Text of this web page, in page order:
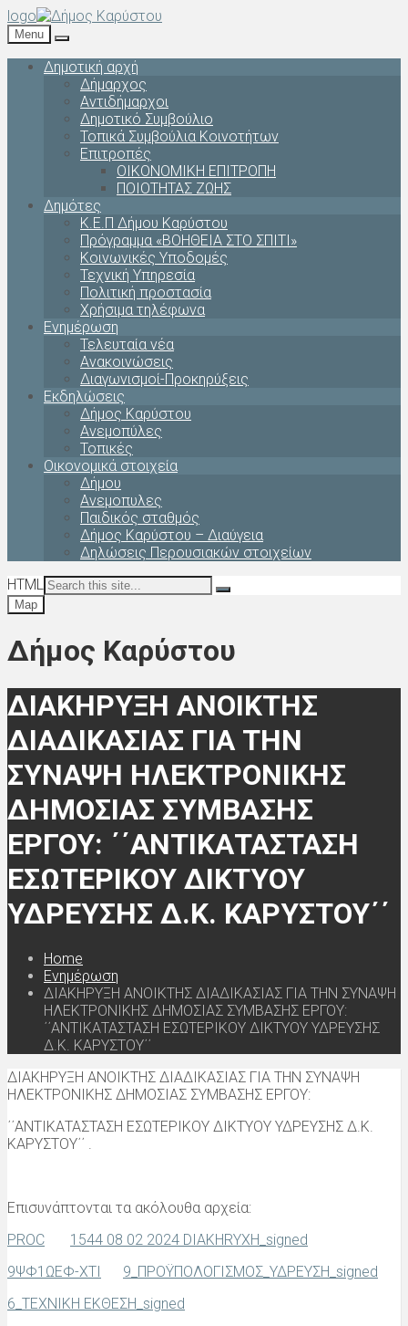
logo
Menu
Δημοτική αρχή
Δήμαρχος
Αντιδήμαρχοι
Δημοτικό Συμβούλιο
Τοπικά Συμβούλια Κοινοτήτων
Επιτροπές
ΟΙΚΟΝΟΜΙΚΗ ΕΠΙΤΡΟΠΗ
ΠΟΙΟΤΗΤΑΣ ΖΩΗΣ
Δημότες
Κ.Ε.Π Δήμου Καρύστου
Πρόγραμμα «ΒΟΗΘΕΙΑ ΣΤΟ ΣΠΙΤΙ»
Κοινωνικές Υποδομές
Τεχνική Υπηρεσία
Πολιτική προστασία
Χρήσιμα τηλέφωνα
Ενημέρωση
Τελευταία νέα
Ανακοινώσεις
Διαγωνισμοί-Προκηρύξεις
Εκδηλώσεις
Δήμος Καρύστου
Ανεμοπύλες
Τοπικές
Οικονομικά στοιχεία
Δήμου
Ανεμοπυλες
Παιδικός σταθμός
Δήμος Καρύστου – Διαύγεια
Δηλώσεις Περουσιακών στοιχείων
HTML
Map
Δήμος Καρύστου
ΔΙΑΚΗΡΥΞΗ ΑΝΟΙΚΤΗΣ
ΔΙΑΔΙΚΑΣΙΑΣ ΓΙΑ ΤΗΝ
ΣΥΝΑΨΗ ΗΛΕΚΤΡΟΝΙΚΗΣ
ΔΗΜΟΣΙΑΣ ΣΥΜΒΑΣΗΣ
ΕΡΓΟΥ: ΄΄ΑΝΤΙΚΑΤΑΣΤΑΣΗ
ΕΣΩΤΕΡΙΚΟΥ ΔΙΚΤΥΟΥ
ΥΔΡΕΥΣΗΣ Δ.Κ. ΚΑΡΥΣΤΟΥ΄΄
Home
Ενημέρωση
ΔΙΑΚΗΡΥΞΗ ΑΝΟΙΚΤΗΣ ΔΙΑΔΙΚΑΣΙΑΣ ΓΙΑ ΤΗΝ ΣΥΝΑΨΗ
ΗΛΕΚΤΡΟΝΙΚΗΣ ΔΗΜΟΣΙΑΣ ΣΥΜΒΑΣΗΣ ΕΡΓΟΥ:
΄΄ΑΝΤΙΚΑΤΑΣΤΑΣΗ ΕΣΩΤΕΡΙΚΟΥ ΔΙΚΤΥΟΥ ΥΔΡΕΥΣΗΣ
Δ.Κ. ΚΑΡΥΣΤΟΥ΄΄
ΔΙΑΚΗΡΥΞΗ ΑΝΟΙΚΤΗΣ ΔΙΑΔΙΚΑΣΙΑΣ ΓΙΑ ΤΗΝ ΣΥΝΑΨΗ
ΗΛΕΚΤΡΟΝΙΚΗΣ ΔΗΜΟΣΙΑΣ ΣΥΜΒΑΣΗΣ ΕΡΓΟΥ:
΄΄ΑΝΤΙΚΑΤΑΣΤΑΣΗ ΕΣΩΤΕΡΙΚΟΥ ΔΙΚΤΥΟΥ ΥΔΡΕΥΣΗΣ Δ.Κ.
ΚΑΡΥΣΤΟΥ΄΄ .
Επισυνάπτονται τα ακόλουθα αρχεία:
PROC
1544 08 02 2024 DIAKHRYXH_signed
9ΨΦ1ΩΕΦ-ΧΤΙ
9_ΠΡΟΫΠΟΛΟΓΙΣΜΟΣ_ΥΔΡΕΥΣΗ_signed
6_ΤΕΧΝΙΚΗ ΕΚΘΕΣΗ_signed